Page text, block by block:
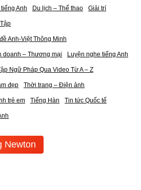
Anh Du lịch – Thể thao Giải trí
Anh-Việt Thông Minh
doanh – Thương mại Luyện nghe tiếng Anh
Ngữ Pháp Qua Video Từ A – Z
đẹp Thời trang – Điện ảnh
trẻ em Tiếng Hàn Tin tức Quốc tế
Newton